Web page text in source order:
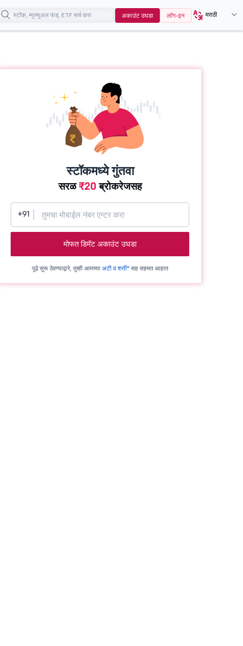
अकाउंट उघडा लॉग-इन मराठी
स्टॉकमध्ये गुंतवा
सरळ₹20ब्रोकरेजसह
+91
मोफत डिमॅट अकाउंट उघडा
पुढे सुरू ठेवण्याद्वारे, तुम्ही आमच्या अटी व शर्ती*सह सहमत आहात